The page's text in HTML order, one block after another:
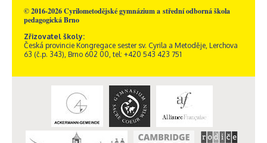
© 2016-2026 Cyrilometodějské gymnázium a střední odborná škola
pedagogická Brno
Zřizovatel školy:
Česká provincie Kongregace sester sv. Cyrila a Metoděje, Lerchova
63 (č.p. 343), Brno 602 00, tel: +420 543 423 751